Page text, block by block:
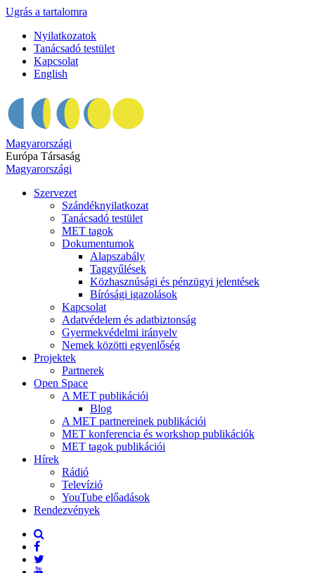
Ugrás a tartalomra
Nyilatkozatok
Tanácsadó testület
Kapcsolat
English
Magyarországi
Európa Társaság
Magyarországi
Szervezet
Szándéknyilatkozat
Tanácsadó testület
MET tagok
Dokumentumok
Alapszabály
Taggyűlések
Közhasznúsági és pénzügyi jelentések
Bírósági igazolások
Kapcsolat
Adatvédelem és adatbiztonság
Gyermekvédelmi irányelv
Nemek közötti egyenlőség
Projektek
Partnerek
Open Space
A MET publikációi
Blog
A MET partnereinek publikációi
MET konferencia és workshop publikációk
MET tagok publikációi
Hírek
Rádió
Televízió
YouTube előadások
Rendezvények